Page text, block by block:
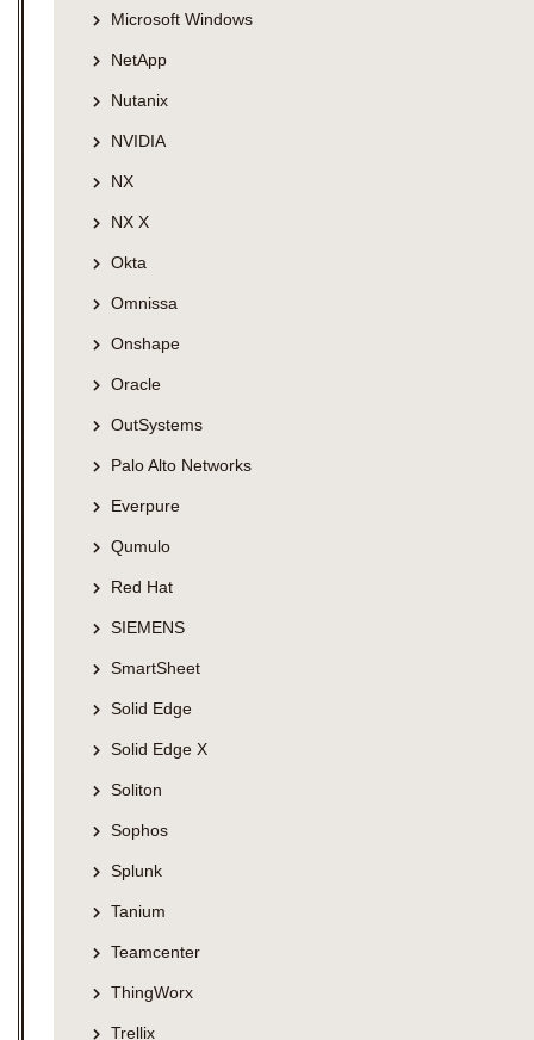
Microsoft Windows
NetApp
Nutanix
NVIDIA
NX
NX X
Okta
Omnissa
Onshape
Oracle
OutSystems
Palo Alto Networks
Everpure
Qumulo
Red Hat
SIEMENS
SmartSheet
Solid Edge
Solid Edge X
Soliton
Sophos
Splunk
Tanium
Teamcenter
ThingWorx
Trellix